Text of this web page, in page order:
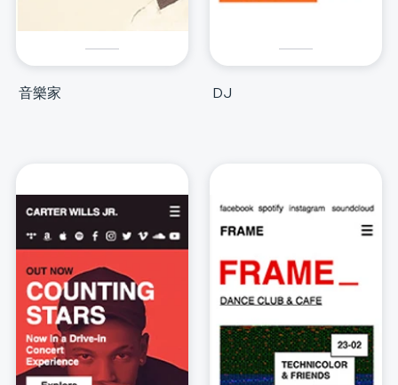
音樂家 DJ